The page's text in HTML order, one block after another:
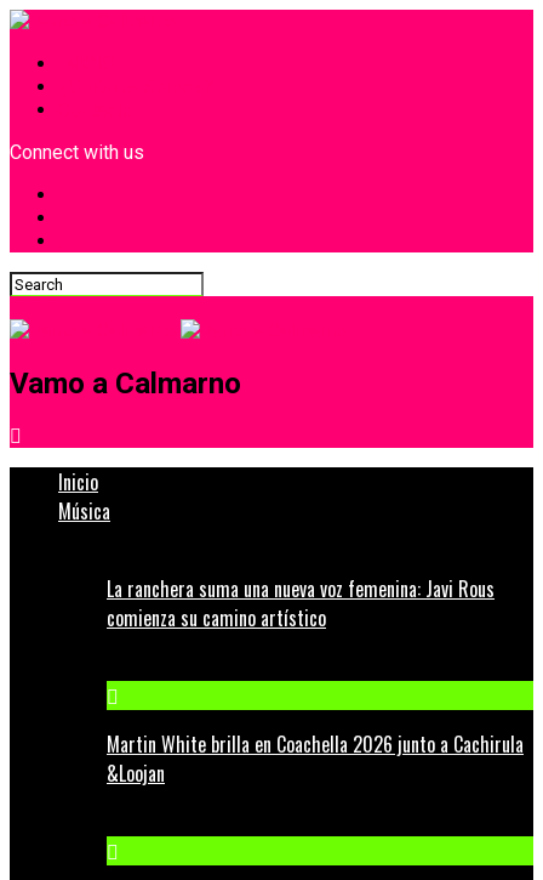
Connect with us
Vamo a Calmarno
Inicio
Música
La ranchera suma una nueva voz femenina: Javi Rous
comienza su camino artístico
Martin White brilla en Coachella 2026 junto a Cachirula
&Loojan